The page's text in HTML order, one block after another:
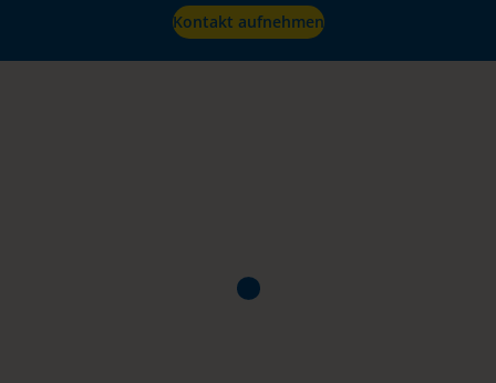
Kontakt aufnehmen